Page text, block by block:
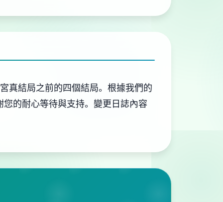
真結局之前的四個結局。根據我們的
的耐心等待與支持。變更日誌內容